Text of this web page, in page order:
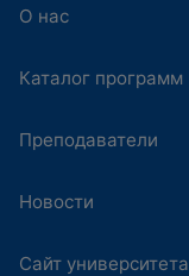
О нас
Каталог программ
Преподаватели
Новости
Сайт университета